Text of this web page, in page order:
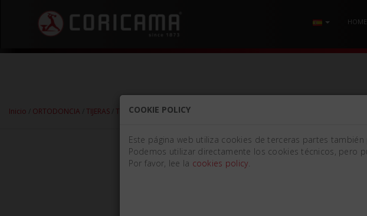
HOME
Inicio ORTODONCIA TIJERAS TIJERAS PARA ALAMBRE
COOKIE POLICY
Este página web utiliza cookies de terceras partes
Podemos utilizar directamente los cookies técnicos, pero
Por favor, lee la cookies policy.